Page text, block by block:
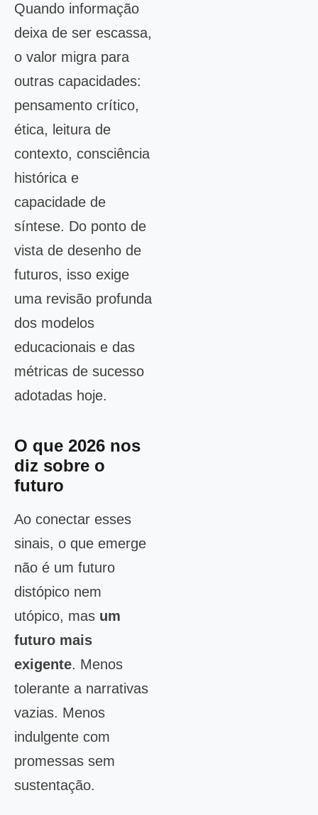
Quando informação
deixa de ser escassa,
o valor migra para
outras capacidades:
pensamento crítico,
ética, leitura de
contexto, consciência
histórica e
capacidade de
síntese. Do ponto de
vista de desenho de
futuros, isso exige
uma revisão profunda
dos modelos
educacionais e das
métricas de sucesso
adotadas hoje.
O que 2026 nos
diz sobre o
futuro
Ao conectar esses
sinais, o que emerge
não é um futuro
distópico nem
utópico, mas um
futuro mais
exigente. Menos
tolerante a narrativas
vazias. Menos
indulgente com
promessas sem
sustentação.